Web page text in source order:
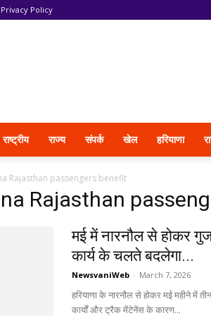
Privacy Policy
राष्ट्रीय राज्य संपर्क खेल हरियाणा
Rajasthan passengers benefit
Rajasthan
मई में नारनौल से होकर
कार्य के चलते बदलेगा...
NewsvaniWeb - March 7, 2026
हरियाणा के नारनौल से होकर मई महीने में
कार्यों और ट्रैक मेंटेनेंस के कारण...